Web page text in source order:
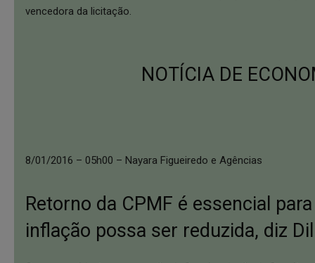
vencedora da licitação.
NOTÍCIA DE
8/01/2016 – 05h00 – Nayara Figueiredo e Agências
Retorno da CPMF é essencial
inflação possa ser reduzida, diz